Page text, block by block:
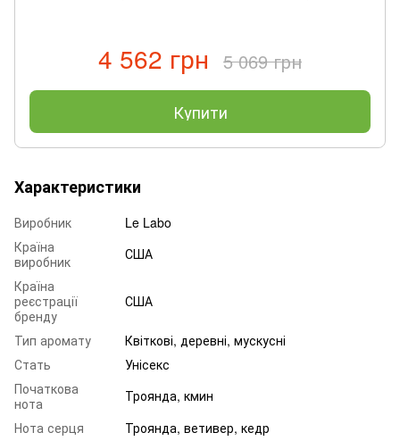
4 562 грн 5 069 грн
Купити
Характеристики
Виробник
Le Labo
Країна
виробник
США
Країна
реєстрації
бренду
США
Тип аромату
Квіткові, деревні, мускусні
Стать
Унісекс
Початкова
нота
Троянда, кмин
Нота серця
Троянда, ветивер, кедр